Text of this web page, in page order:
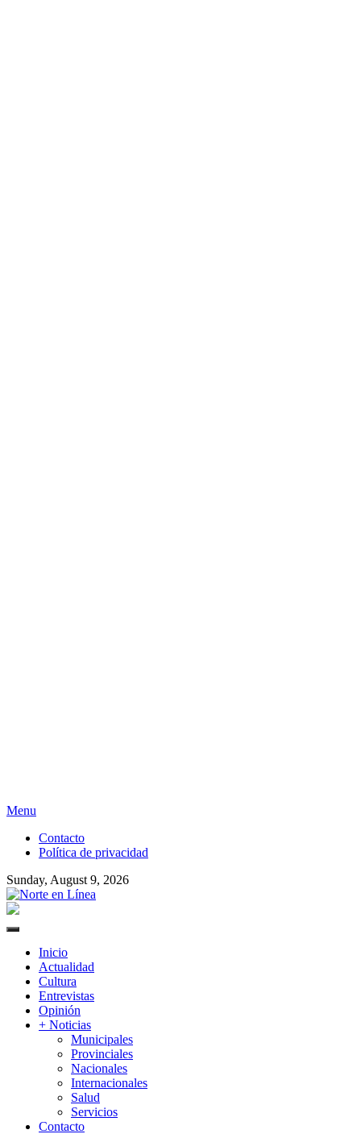
Skip
content
Menu
Contacto
Política de privacidad
Sunday, August 9, 2026
Primary
Inicio
Actualidad
Cultura
Entrevistas
Opinión
+ Noticias
Municipales
Provinciales
Nacionales
Internacionales
Salud
Servicios
Contacto